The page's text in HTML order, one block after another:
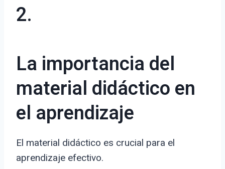
2.
La importancia del
material didáctico en
el aprendizaje
El material didáctico es crucial para el
aprendizaje efectivo.